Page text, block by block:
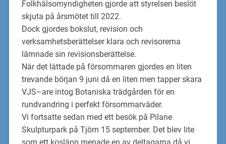
Folkhälsomyndigheten gjorde att styrelsen beslöt
skjuta på årsmötet till 2022.
Dock gjordes bokslut, revision och
verksamhetsberättelser klara och revisorerna
lämnade sin revisionsberättelse.
När det lättade på försommaren gjordes en liten
trevande början 9 juni då en liten men tapper skara
VJS–are intog Botaniska trädgården för en
rundvandring i perfekt försommarväder.
Vi fortsatte sedan med ett besök på Pilane
Skulpturpark på Tjörn 15 september. Det blev lite